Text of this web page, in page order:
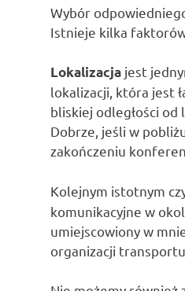
Wybór
Istnieje kilka
Lokalizacja jest
lokalizacji, która jest
bliskiej odległości od
Dobrze, jeśli w
zakończeniu
Kolejnym istotnym
komunikacyjne w
umiejscowiony w
organizacji transportu.